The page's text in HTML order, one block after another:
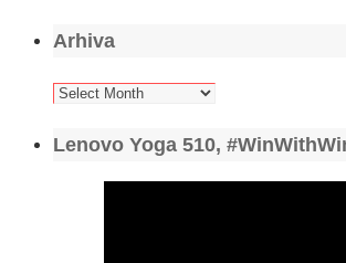
Arhiva
Arhiva
Lenovo Yoga 510,